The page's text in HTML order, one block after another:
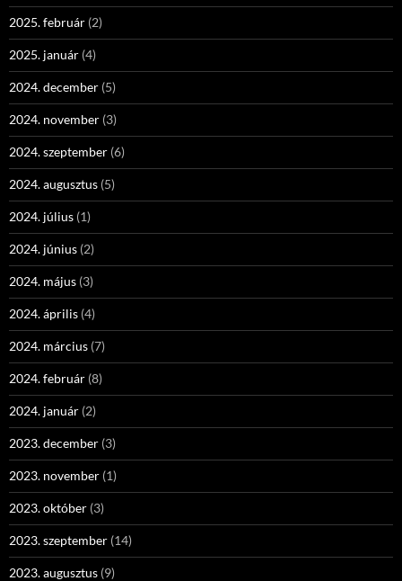
2025. február (2)
2025. január (4)
2024. december (5)
2024. november (3)
2024. szeptember (6)
2024. augusztus (5)
2024. július (1)
2024. június (2)
2024. május (3)
2024. április (4)
2024. március (7)
2024. február (8)
2024. január (2)
2023. december (3)
2023. november (1)
2023. október (3)
2023. szeptember (14)
2023. augusztus (9)